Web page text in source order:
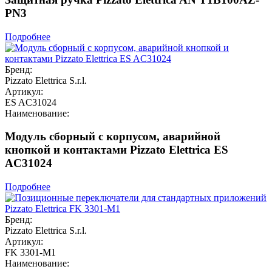
PN3
Подробнее
Бренд:
Pizzato Elettrica S.r.l.
Артикул:
ES AC31024
Наименование:
Модуль сборный с корпусом, аварийной
кнопкой и контактами Pizzato Elettrica ES
AC31024
Подробнее
Бренд:
Pizzato Elettrica S.r.l.
Артикул:
FK 3301-M1
Наименование: